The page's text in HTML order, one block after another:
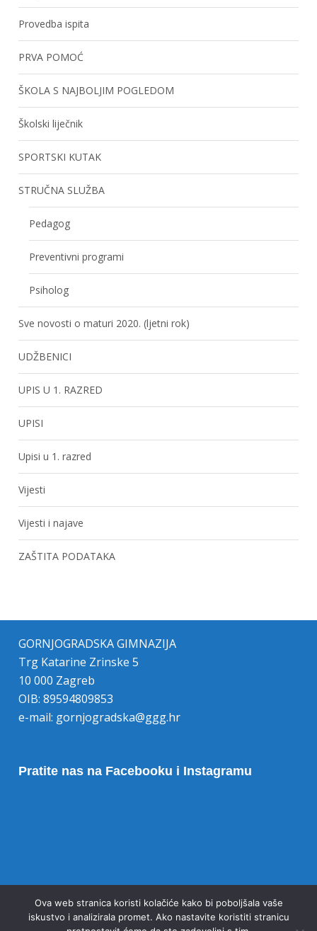
Provedba ispita
PRVA POMOĆ
ŠKOLA S NAJBOLJIM POGLEDOM
Školski liječnik
SPORTSKI KUTAK
STRUČNA SLUŽBA
Pedagog
Preventivni programi
Psiholog
Sve novosti o maturi 2020. (ljetni rok)
UDŽBENICI
UPIS U 1. RAZRED
UPISI
Upisi u 1. razred
Vijesti
Vijesti i najave
ZAŠTITA PODATAKA
GORNJOGRADSKA GIMNAZIJA
Trg Katarine Zrinske 5
10 000 Zagreb
OIB: 89594809853
e-mail: gornjogradska@ggg.hr
Pratite nas na Facebooku i Instagramu
Ova web stranica koristi kolačiće kako bi poboljšala vaše
iskustvo i analizirala promet. Ako nastavite koristiti stranicu